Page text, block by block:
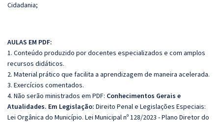
Cidadania;
AULAS EM PDF:
1. Conteúdo produzido por docentes especializados e com amplos
recursos didáticos.
2. Material prático que facilita a aprendizagem de maneira acelerada.
3. Exercícios comentados.
4. Não serão ministrados em PDF: Conhecimentos Gerais e
Atualidades. Em Legislação: Direito Penal e Legislações Especiais:
Lei Orgânica do Município. Lei Municipal nº 128/2023 - Plano Diretor do